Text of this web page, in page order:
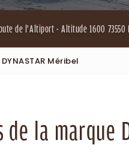
de l'Altiport - Altitude 1600 73550
Méribel
la marque